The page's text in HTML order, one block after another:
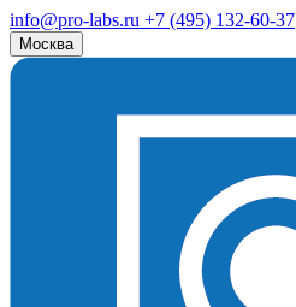
info@pro-labs.ru +7 (495) 132-60-37
Москва